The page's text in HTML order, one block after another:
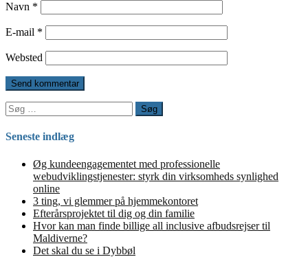
Navn *
E-mail *
Websted
Søg
efter:
Seneste indlæg
Øg kundeengagementet med professionelle
webudviklingstjenester: styrk din virksomheds synlighed
online
3 ting, vi glemmer på hjemmekontoret
Efterårsprojektet til dig og din familie
Hvor kan man finde billige all inclusive afbudsrejser til
Maldiverne?
Det skal du se i Dybbøl